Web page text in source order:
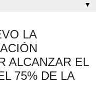
▼
LA
ALCANZAR EL
75% DE LA